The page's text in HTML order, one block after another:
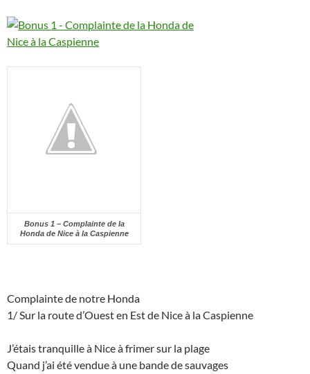
Bonus 1 – Complainte de la
Honda de Nice à la Caspienne
Complainte de notre Honda
1/ Sur la route d’Ouest en Est de Nice à la Caspienne
J’étais tranquille à Nice à frimer sur la plage
Quand j’ai été vendue à une bande de sauvages